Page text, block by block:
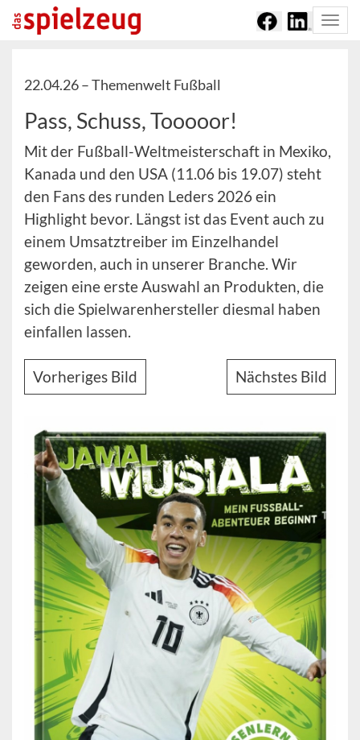
22.04.26 –Themenwelt Fußball
Pass, Schuss, Tooooor!
Mit der Fußball-Weltmeisterschaft in Mexiko,
Kanada und den USA (11.06 bis 19.07) steht
den Fans des runden Leders 2026 ein
Highlight bevor. Längst ist das Event auch zu
einem Umsatztreiber im Einzelhandel
geworden, auch in unserer Branche. Wir
zeigen eine erste Auswahl an Produkten, die
sich die Spielwarenhersteller diesmal haben
einfallen lassen.
Vorheriges Bild Nächstes Bild